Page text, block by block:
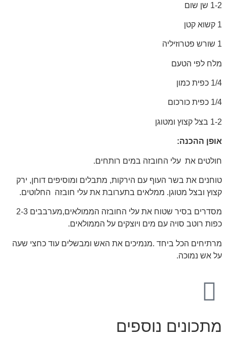
1-2 שן שום
1 קשוא קטן
1 שורש פטרוזיליה
מלח לפי הטעם
1/4 כפית כמון
1/4 כפית כורכום
1-2 בצל קצוץ ומטוגן
אופן ההכנה:
חולטים את עלי החובזה במים רותחים.
טוחנים את בשר העוף עם הירקות, מתבלים ומוסיפים דוחן, ירק
קצוץ ובצל מטוגן. ממלאים בתערובת את עלי חובזה החלוטים.
מסדרים בסיר שטוח את עלי החובזה הממולאים,מערבבים 2-3
כפות רוטב סויה עם מים ויוצקים על הממולאים.
מרתיחים הכל ביחד .מנמיכים את האש ומבשלים עוד כחצי שעה
על אש נמוכה.
מתכונים נוספים